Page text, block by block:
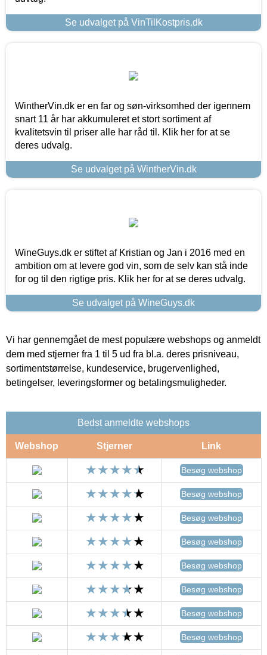
Se udvalget på VinTilKostpris.dk
WintherVin.dk er en far og søn-virksomhed der igennem
snart 11 år har akkumuleret et stort sortiment af
kvalitetsvin til priser alle har råd til. Klik her for at se
deres udvalg.
Se udvalget på WintherVin.dk
WineGuys.dk er stiftet af Kristian og Jan i 2016 med en
ambition om at levere god vin, som de selv kan stå inde
for og til den rigtige pris. Klik her for at se deres udvalg.
Se udvalget på WineGuys.dk
Vi har gennemgået de mest populære webshops og anmeldt
dem med stjerner fra 1 til 5 ud fra bl.a. deres prisniveau,
sortimentstørrelse, kundeservice, brugervenlighed,
betingelser, leveringsformer og betalingsmuligheder.
Bedst anmeldte webshops
Webshop Stjerner Link
Besøg webshop
Besøg webshop
Besøg webshop
Besøg webshop
Besøg webshop
Besøg webshop
Besøg webshop
Besøg webshop